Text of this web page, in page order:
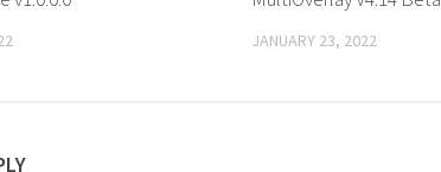
JANUARY 23, 2022